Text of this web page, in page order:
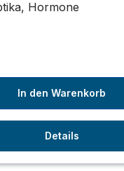
Hormone
In den Warenkorb
Details